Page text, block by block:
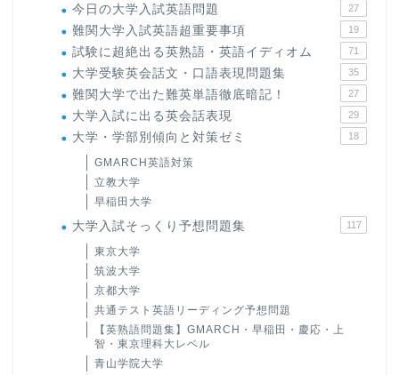
今日の大学入試英語問題 27
難関大学入試英語超重要事項 19
試験に超絶出る英熟語・英語イディオム 71
大学受験英会話文・口語表現問題集 35
難関大学で出た難英単語徹底暗記！ 27
大学入試に出る英会話表現 29
大学・学部別傾向と対策ゼミ 18
GMARCH英語対策
立教大学
早稲田大学
大学入試そっくり予想問題集 117
東京大学
筑波大学
京都大学
共通テスト英語リーディング予想問題
【英熟語問題集】GMARCH・早稲田・慶応・上
智・東京理科大レベル
青山学院大学
原田高志の”ほぼ日刊”英語
学習＆大学入試英語コラム